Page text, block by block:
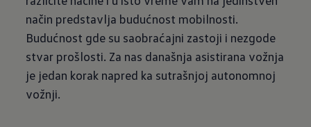
način predstavlja budućnost mobilnosti.
Budućnost gde su saobraćajni zastoji i nezgode
stvar prošlosti. Za nas današnja asistirana vožnja
je jedan korak napred ka sutrašnjoj autonomnoj
vožnji.